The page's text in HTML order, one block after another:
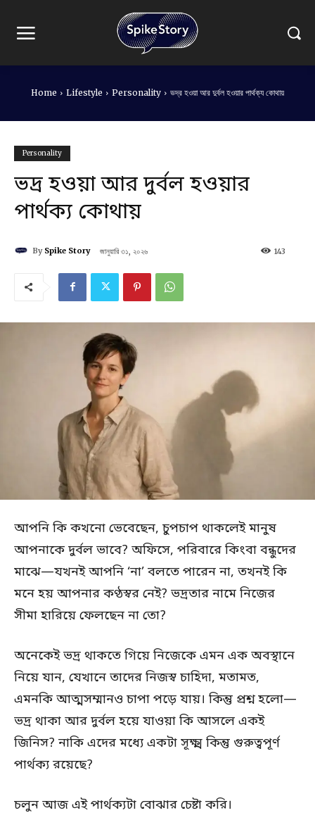
Home Lifestyle Personality ভদ্র হওয়া আর দুর্বল হওয়ার পার্থক্য কোথায়
Personality
ভদ্র হওয়া আর দুর্বল হওয়ার
পার্থক্য কোথায়
By Spike Story জানুয়ারি ৩১, ২০২৬ 143
আপনি কি কখনো ভেবেছেন, চুপচাপ থাকলেই মানুষ
আপনাকে দুর্বল ভাবে? অফিসে, পরিবারে কিংবা বন্ধুদের
মাঝে—যখনই আপনি ‘না’ বলতে পারেন না, তখনই কি
মনে হয় আপনার কণ্ঠস্বর নেই? ভদ্রতার নামে নিজের
সীমা হারিয়ে ফেলছেন না তো?
অনেকেই ভদ্র থাকতে গিয়ে নিজেকে এমন এক অবস্থানে
নিয়ে যান, যেখানে তাদের নিজস্ব চাহিদা, মতামত,
এমনকি আত্মসম্মানও চাপা পড়ে যায়। কিন্তু প্রশ্ন হলো—
ভদ্র থাকা আর দুর্বল হয়ে যাওয়া কি আসলে একই
জিনিস? নাকি এদের মধ্যে একটা সূক্ষ্ম কিন্তু গুরুত্বপূর্ণ
পার্থক্য রয়েছে?
চলুন আজ এই পার্থক্যটা বোঝার চেষ্টা করি।